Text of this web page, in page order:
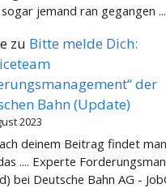
jemand ran gegangen ...
zu Bitte melde Dich:
der
Bahn (Update)
2023
deinem Beitrag findet
.... Experte
bei Deutsche Bahn AG -